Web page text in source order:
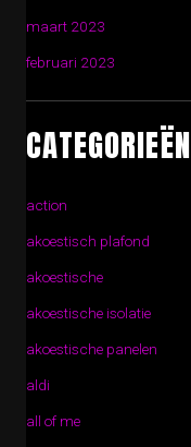
maart 2023
februari 2023
CATEGORIEËN
action
akoestisch plafond
akoestische
akoestische isolatie
akoestische panelen
aldi
all of me